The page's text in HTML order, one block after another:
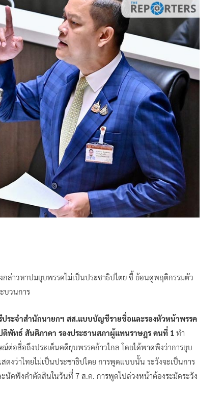
กล่าวหาปมยุบพรรคไม่เป็นประชาธิปไตย ชี้ ย้อนดูพฤติกรรมตัว
บวนการ
ระจำสำนักนายกฯ สส.แบบบัญชีรายชื่อและรองหัวหน้าพรรค
ดิพัทธ์ สันติภาดา รองประธานสภาผู้แทนราษฎร คนที่ 1 ทำ
อสื่อถึงประเด็นคดียุบพรรคก้าวไกล โดยได้พาดพิงว่าการยุบ
ดงว่าไทยไม่เป็นประชาธิปไตย การพูดแบบนั้น ระวังจะเป็นการ
นัดฟังคำตัดสินในวันที่ 7 ส.ค. การพูดไปล่วงหน้าต้องระมัดระวัง